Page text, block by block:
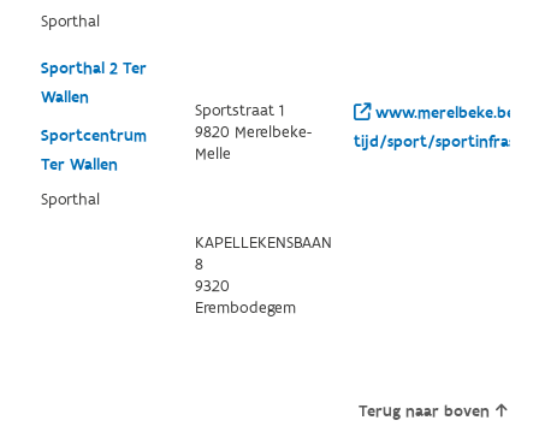
Sporthal
Sporthal 2 Ter
Wallen
Sportcentrum
Ter Wallen
Sporthal
Sportstraat 1
9820 Merelbeke-
Melle
www.merelbeke.be/
tijd/sport/
KAPELLEKENSBAAN
8
9320
Erembodegem
Terug naar boven